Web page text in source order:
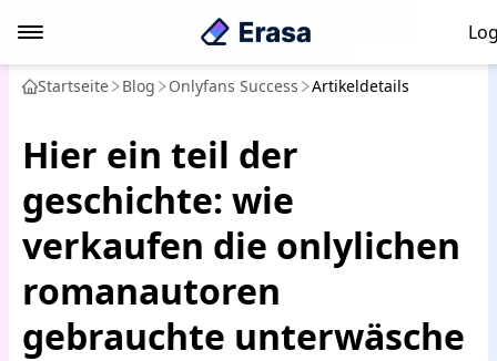
Startseite Blog Onlyfans Success Artikeldetails
Hier ein teil der
geschichte: wie
verkaufen die onlylichen
romanautoren
gebrauchte unterwäsche